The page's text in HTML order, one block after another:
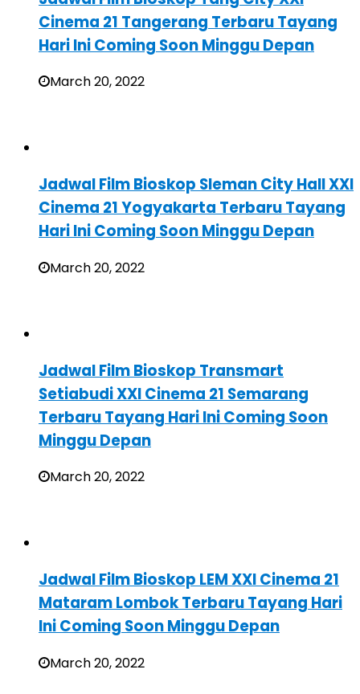
Cinema 21 Tangerang Terbaru Tayang
Hari Ini Coming Soon Minggu Depan
March 20, 2022
Jadwal Film Bioskop Sleman City Hall XXI
Cinema 21 Yogyakarta Terbaru Tayang
Hari Ini Coming Soon Minggu Depan
March 20, 2022
Jadwal Film Bioskop Transmart
Setiabudi XXI Cinema 21 Semarang
Terbaru Tayang Hari Ini Coming Soon
Minggu Depan
March 20, 2022
Jadwal Film Bioskop LEM XXI Cinema 21
Mataram Lombok Terbaru Tayang Hari
Ini Coming Soon Minggu Depan
March 20, 2022